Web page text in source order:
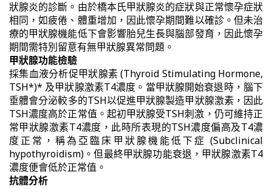
狀腺炎的診斷。由於橋本氏甲狀腺炎的症狀與正常懷孕症狀
相同，如疲倦、體重增加，因此懷孕期間難以確診。但未治
療的甲狀腺機能低下會影響胎兒生長與腦部發育，因此懷孕
期間需特別留意有無甲狀腺異常問題。
甲狀腺功能檢驗
採集血液分析促甲狀腺素 (Thyroid Stimulating Hormone,
TSH*)* 及甲狀腺激素T4濃度。當甲狀腺開始衰退時，腦下
垂體會分泌較多的TSH以促進甲狀腺製造甲狀腺激素，因此
TSH濃度高於正常值。起初甲狀腺受TSH刺激，仍可維持正
常甲狀腺激素T4濃度，此時所表現的TSH濃度偏高及T4濃
度正常，稱為亞臨床甲狀腺機能低下症 (Subclinical
hypothyroidism)。但最終甲狀腺功能衰退，甲狀腺激素T4
濃度便會低於正常值。
抗體分析